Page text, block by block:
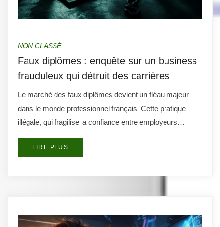
NON CLASSÉ
Faux diplômes : enquête sur un business
frauduleux qui détruit des carrières
Le marché des faux diplômes devient un fléau majeur
dans le monde professionnel français. Cette pratique
illégale, qui fragilise la confiance entre employeurs…
LIRE PLUS